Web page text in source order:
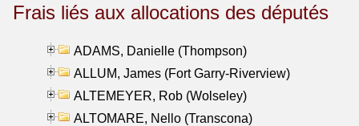
Frais liés aux allocations des députés
ADAMS, Danielle (Thompson)
ALLUM, James (Fort Garry-Riverview)
ALTEMEYER, Rob (Wolseley)
ALTOMARE, Nello (Transcona)